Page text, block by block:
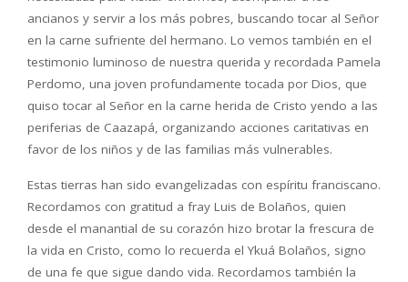
ancianos y servir a los más pobres, buscando tocar al Señor
en la carne sufriente del hermano. Lo vemos también en el
testimonio luminoso de nuestra querida y recordada Pamela
Perdomo, una joven profundamente tocada por Dios, que
quiso tocar al Señor en la carne herida de Cristo yendo a las
periferias de Caazapá, organizando acciones caritativas en
favor de los niños y de las familias más vulnerables.
Estas tierras han sido evangelizadas con espíritu franciscano.
Recordamos con gratitud a fray Luis de Bolaños, quien
desde el manantial de su corazón hizo brotar la frescura de
la vida en Cristo, como lo recuerda el Ykuá Bolaños, signo
de una fe que sigue dando vida. Recordamos también la